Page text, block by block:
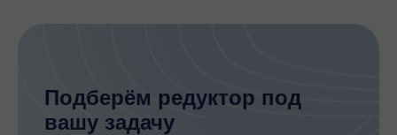
Подберём редуктор под
вашу задачу